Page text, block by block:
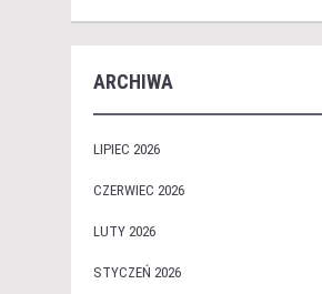
ARCHIWA
LIPIEC 2026
CZERWIEC 2026
LUTY 2026
STYCZEŃ 2026